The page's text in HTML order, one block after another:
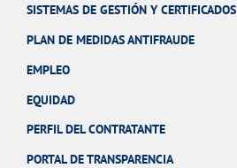
SISTEMAS DE GESTIÓN Y CERTIFICADOS
PLAN DE MEDIDAS ANTIFRAUDE
EMPLEO
EQUIDAD
PERFIL DEL CONTRATANTE
PORTAL DE TRANSPARENCIA